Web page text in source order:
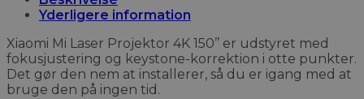
Yderligere information
Xiaomi Mi Laser Projektor 4K 150’’ er udstyret med
fokusjustering og keystone-korrektion i otte punkter.
Det gør den nem at installerer, så du er igang med at
bruge den på ingen tid.